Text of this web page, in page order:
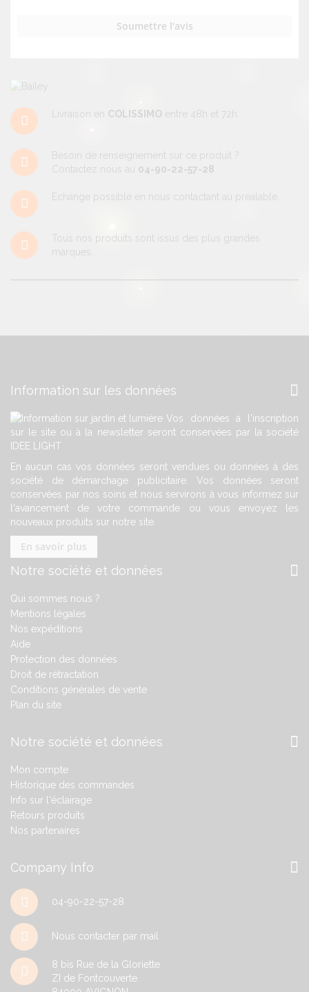
Livraison en COLISSIMO entre 48h et 72h.
Besoin de renseignement sur ce produit ?
Contactez nous au 04-90-22-57-28
Echange possible en nous contactant au préalable.
Tous nos produits sont issus des plus grandes
marques.
Soumettre l'avis
Information sur les données
Vos données à l'inscription
sur le site ou à la newsletter seront conservées par la société
IDEE LIGHT
En aucun cas vos données seront vendues ou données à des
société de démarchage publicitaire. Vos données seront
conservées par nos soins et nous servirons à vous informez sur
l'avancement de votre commande ou vous envoyez les
nouveaux produits sur notre site.
En savoir plus
Notre société et données
Qui sommes nous ?
Mentions légales
Nos expéditions
Aide
Protection des données
Droit de rétractation
Conditions générales de vente
Plan du site
Notre société et données
Mon compte
Historique des commandes
Info sur l'éclairage
Retours produits
Nos partenaires
Company Info
04-90-22-57-28
Nous contacter par mail
8 bis Rue de la Gloriette
ZI de Fontcouverte